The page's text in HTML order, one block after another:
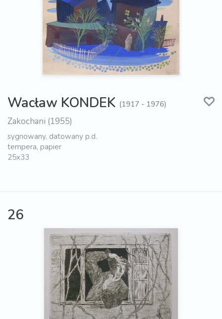
Wacław KONDEK (1917 - 1976)
Zakochani (1955)
sygnowany, datowany p.d.
tempera, papier
25x33
26